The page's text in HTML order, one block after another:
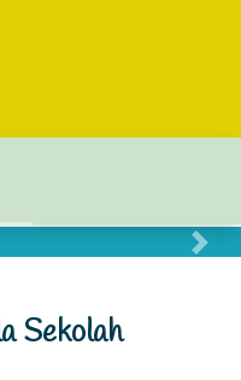
Next
Sekolah